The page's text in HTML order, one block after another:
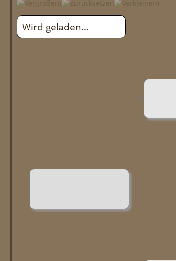
Wird geladen...